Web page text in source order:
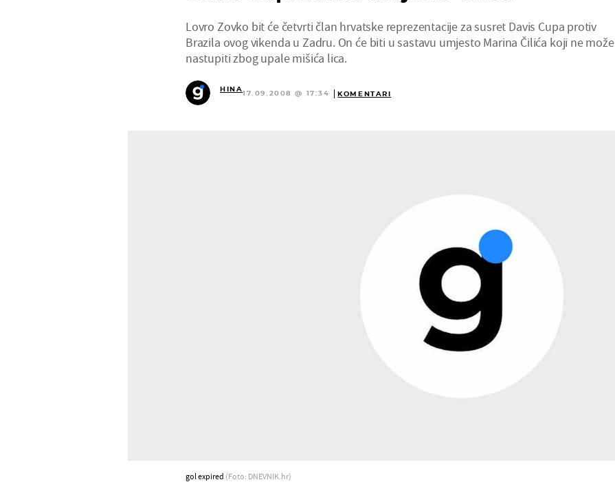
Lovro Zovko bit će četvrti član hrvatske reprezentacije za susret Davis Cupa protiv
Brazila ovog vikenda u Zadru. On će biti u sastavu umjesto Marina Čilića koji ne može
nastupiti zbog upale mišića lica.
HINA
17.09.2008 @ 17:34 KOMENTARI
gol expired (Foto: DNEVNIK.hr)